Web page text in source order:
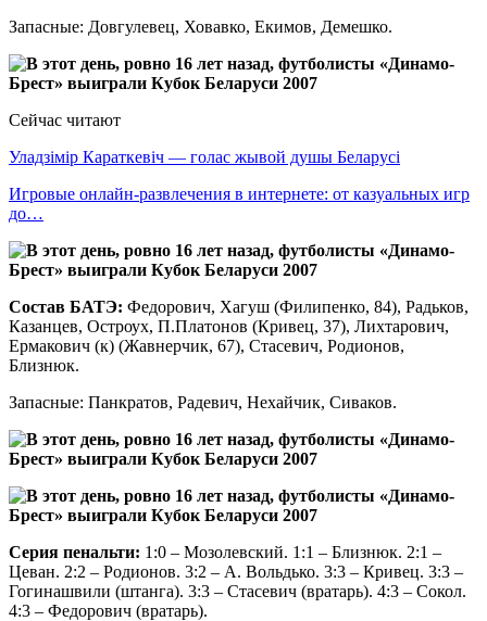
Запасные: Довгулевец, Ховавко, Екимов, Демешко.
Сейчас читают
Уладзімір Караткевіч — голас жывой душы Беларусі
Игровые онлайн-развлечения в интернете: от казуальных игр
до…
Состав БАТЭ: Федорович, Хагуш (Филипенко, 84), Радьков,
Казанцев, Остроух, П.Платонов (Кривец, 37), Лихтарович,
Ермакович (к) (Жавнерчик, 67), Стасевич, Родионов,
Близнюк.
Запасные: Панкратов, Радевич, Нехайчик, Сиваков.
Серия пенальти: 1:0 – Мозолевский. 1:1 – Близнюк. 2:1 –
Цеван. 2:2 – Родионов. 3:2 – А. Вольдько. 3:3 – Кривец. 3:3 –
Гогинашвили (штанга). 3:3 – Стасевич (вратарь). 4:3 – Сокол.
4:3 – Федорович (вратарь).